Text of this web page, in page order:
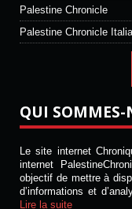
Palestine Chronicle
Palestine Chronicle Italia
QUI SOMMES-
Le site internet
internet
objectif de mettre à
d’informations et
Lire la suite